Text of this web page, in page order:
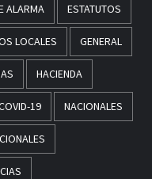
ALARMA ESTATUTOS
LOCALES GENERAL
HACIENDA
19 NACIONALES